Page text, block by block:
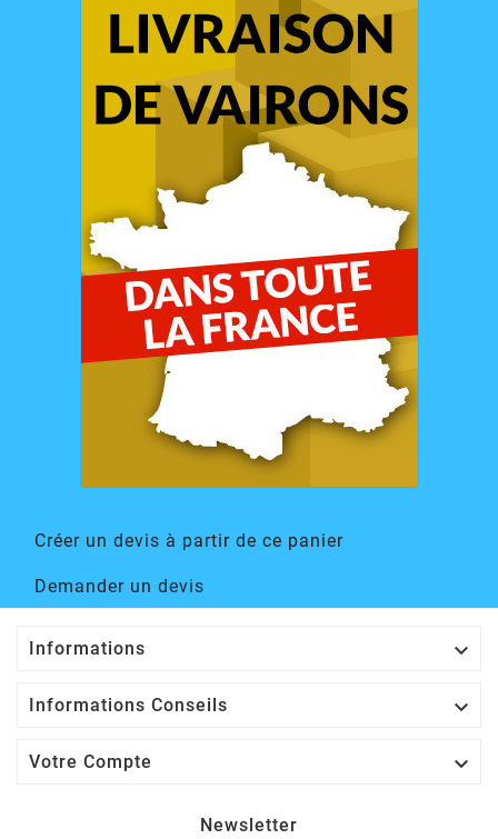
Créer un devis à partir de ce panier
Demander un devis
Informations 
Informations Conseils 
Votre Compte 
Newsletter